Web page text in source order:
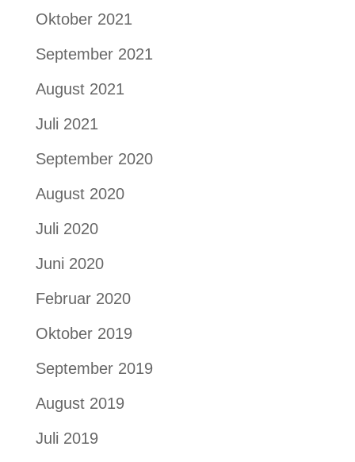
Oktober 2021
September 2021
August 2021
Juli 2021
September 2020
August 2020
Juli 2020
Juni 2020
Februar 2020
Oktober 2019
September 2019
August 2019
Juli 2019